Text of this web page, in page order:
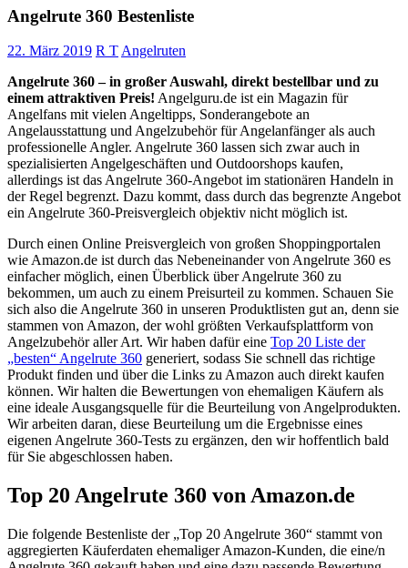
Angelrute 360 Bestenliste
22. März 2019 R TAngelruten
Angelrute 360 – in großer Auswahl, direkt bestellbar und zu
einem attraktiven Preis! Angelguru.de ist ein Magazin für
Angelfans mit vielen Angeltipps, Sonderangebote an
Angelausstattung und Angelzubehör für Angelanfänger als auch
professionelle Angler. Angelrute 360 lassen sich zwar auch in
spezialisierten Angelgeschäften und Outdoorshops kaufen,
allerdings ist das Angelrute 360-Angebot im stationären Handeln in
der Regel begrenzt. Dazu kommt, dass durch das begrenzte Angebot
ein Angelrute 360-Preisvergleich objektiv nicht möglich ist.
Durch einen Online Preisvergleich von großen Shoppingportalen
wie Amazon.de ist durch das Nebeneinander von Angelrute 360 es
einfacher möglich, einen Überblick über Angelrute 360 zu
bekommen, um auch zu einem Preisurteil zu kommen. Schauen Sie
sich also die Angelrute 360 in unseren Produktlisten gut an, denn sie
stammen von Amazon, der wohl größten Verkaufsplattform von
Angelzubehör aller Art. Wir haben dafür eine Top 20 Liste der
„besten“ Angelrute 360 generiert, sodass Sie schnell das richtige
Produkt finden und über die Links zu Amazon auch direkt kaufen
können. Wir halten die Bewertungen von ehemaligen Käufern als
eine ideale Ausgangsquelle für die Beurteilung von Angelprodukten.
Wir arbeiten daran, diese Beurteilung um die Ergebnisse eines
eigenen Angelrute 360-Tests zu ergänzen, den wir hoffentlich bald
für Sie abgeschlossen haben.
Top 20 Angelrute 360 von Amazon.de
Die folgende Bestenliste der „Top 20 Angelrute 360“ stammt von
aggregierten Käuferdaten ehemaliger Amazon-Kunden, die eine/n